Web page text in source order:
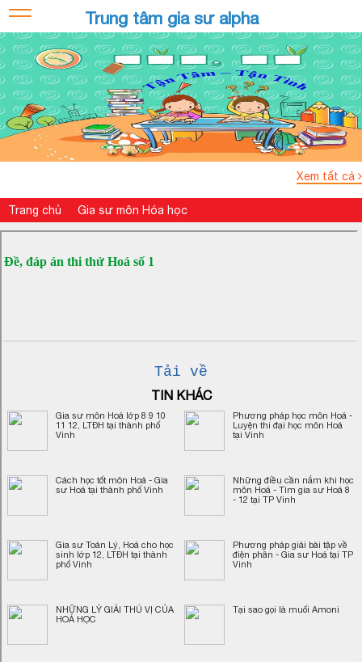
Trung tâm gia sư alpha
Xem tất cả
Trang chủ Gia sư môn Hóa học
Đề, đáp án thi thử Hoá số 1
Tải về
TIN KHÁC
Gia sư môn Hoá lớp 8 9 10
11 12, LTĐH tại thành phố
Vinh
Phương pháp học môn Hoá -
Luyện thi đại học môn Hoá
tại Vinh
Cách học tốt môn Hoá - Gia
sư Hoá tại thành phố Vinh
Những điều cần nắm khi học
môn Hoá - Tìm gia sư Hoá 8
- 12 tại TP Vinh
Gia sư Toán Lý, Hoá cho học
sinh lớp 12, LTĐH tại thành
phố Vinh
Phương pháp giải bài tập về
điện phân - Gia sư Hoá tại TP
Vinh
NHỮNG LÝ GIẢI THÚ VỊ CỦA
HOÁ HỌC
Tại sao gọi là muối Amoni